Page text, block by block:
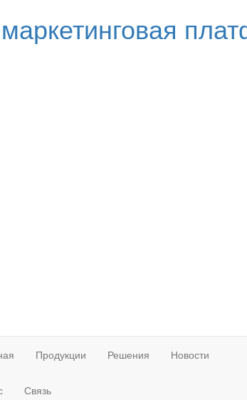
Продукции Решения Новости
Связь